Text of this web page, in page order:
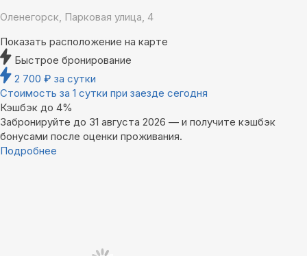
Оленегорск, Парковая улица, 4
Показать расположение на карте
Быстрое бронирование
2 700 ₽ за сутки
Стоимость за 1 сутки при заезде сегодня
Кэшбэк до 4%
Забронируйте до 31 августа 2026 — и получите кэшбэк
бонусами после оценки проживания.
Подробнее